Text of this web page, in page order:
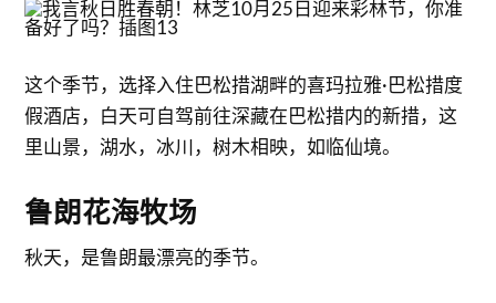
这个季节，选择入住巴松措湖畔的喜玛拉雅·巴松措度
假酒店，白天可自驾前往深藏在巴松措内的新措，这
里山景，湖水，冰川，树木相映，如临仙境。
鲁朗花海牧场
秋天，是鲁朗最漂亮的季节。